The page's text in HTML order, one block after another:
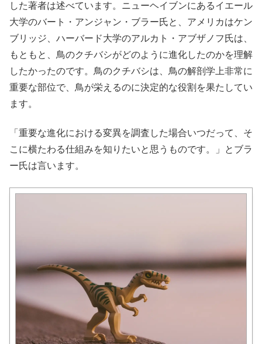
した著者は述べています。ニューヘイブンにあるイエール
大学のバート・アンジャン・ブラー氏と、アメリカはケン
ブリッジ、ハーバード大学のアルカト・アブザノフ氏は、
もともと、鳥のクチバシがどのように進化したのかを理解
したかったのです。鳥のクチバシは、鳥の解剖学上非常に
重要な部位で、鳥が栄えるのに決定的な役割を果たしてい
ます。
「重要な進化における変異を調査した場合いつだって、そ
こに横たわる仕組みを知りたいと思うものです。」とブラ
ー氏は言います。